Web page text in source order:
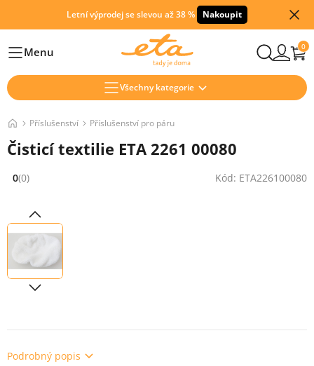
Letní výprodej se slevou až 38 % Nakoupit
HlavníMenu 0
Všechny kategorie
Příslušenství Příslušenství pro páru
Čisticí textilie ETA 2261 00080
Hodnocení: 0 z 5 (0 recenzí)
0(0) Kód: ETA226100080
Podrobný popis